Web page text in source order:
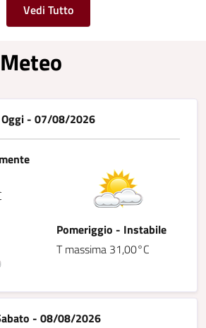
Vedi Tutto
Oggi - 07/08/2026
Pomeriggio - Instabile
T massima 31,00°C
- 08/08/2026